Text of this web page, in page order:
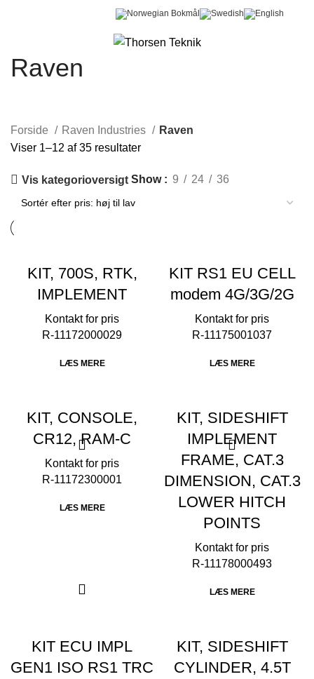
Raven
Forside Raven Industries
Raven
Viser 1–12 af 35 resultater
Vis kategorioversigt Show 9 24 36
KIT, 700S, RTK,
IMPLEMENT
R-11172000029
LÆS MERE
KIT RS1 EU CELL
modem 4G/3G/2G
R-11175001037
LÆS MERE
KIT, CONSOLE,
CR12, RAM-C
R-11172300001
LÆS MERE
KIT, SIDESHIFT
IMPLEMENT
FRAME, CAT.3
DIMENSION, CAT.3
LOWER HITCH
POINTS
R-11178000493
LÆS MERE
KIT ECU IMPL
GEN1 ISO RS1 TRC
KIT, SIDESHIFT
CYLINDER, 4.5T